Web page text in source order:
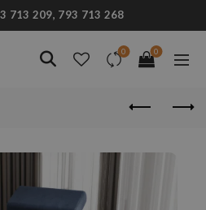
713 209, 793 713 268
0 0